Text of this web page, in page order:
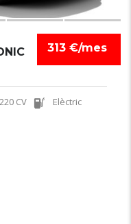
313 €/mes
CV Elèctric